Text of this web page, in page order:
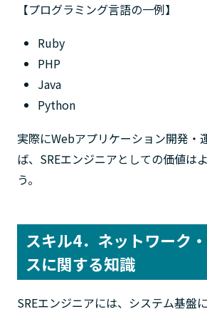
【プログラミング言語の一例】
Ruby
PHP
Java
Python
実際にWebアプリケーション開発・
ば、SREエンジニアとしての価値は
う。
スキル4．ネットワーク
スに関する知識
SREエンジニアには、システム基盤